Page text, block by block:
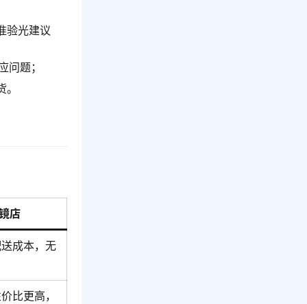
验光建议
题；
店
成本，无
比更高，